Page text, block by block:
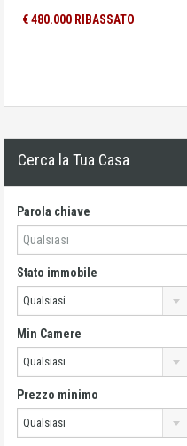
€ 480.000 RIBASSATO
Cerca la Tua Casa
Parola chiave
Stato immobile
Qualsiasi
Min Camere
Qualsiasi
Prezzo minimo
Qualsiasi